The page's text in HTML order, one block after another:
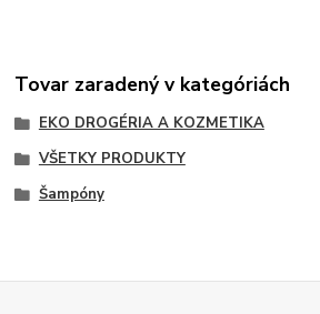
Tovar zaradený v kategóriách
EKO DROGÉRIA A KOZMETIKA
VŠETKY PRODUKTY
Šampóny